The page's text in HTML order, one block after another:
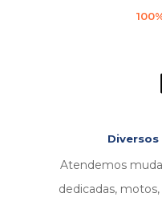
Atendemos
dedicadas,